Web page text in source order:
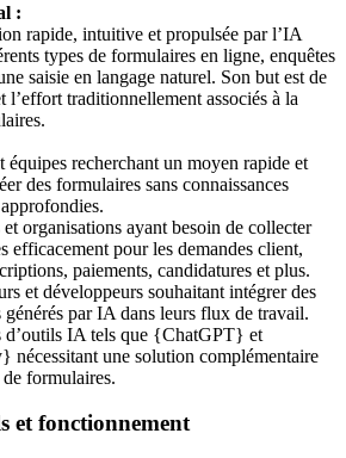
:
rapide, intuitive et propulsée par l’IA
types de formulaires en ligne, enquêtes
saisie en langage naturel. Son but est de
l’effort traditionnellement associés à la
équipes recherchant un moyen rapide et
des formulaires sans connaissances
et organisations ayant besoin de collecter
efficacement pour les demandes client,
paiements, candidatures et plus.
et développeurs souhaitant intégrer des
par IA dans leurs flux de travail.
d’outils IA tels que {ChatGPT} et
nécessitant une solution complémentaire
formulaires.
et fonctionnement